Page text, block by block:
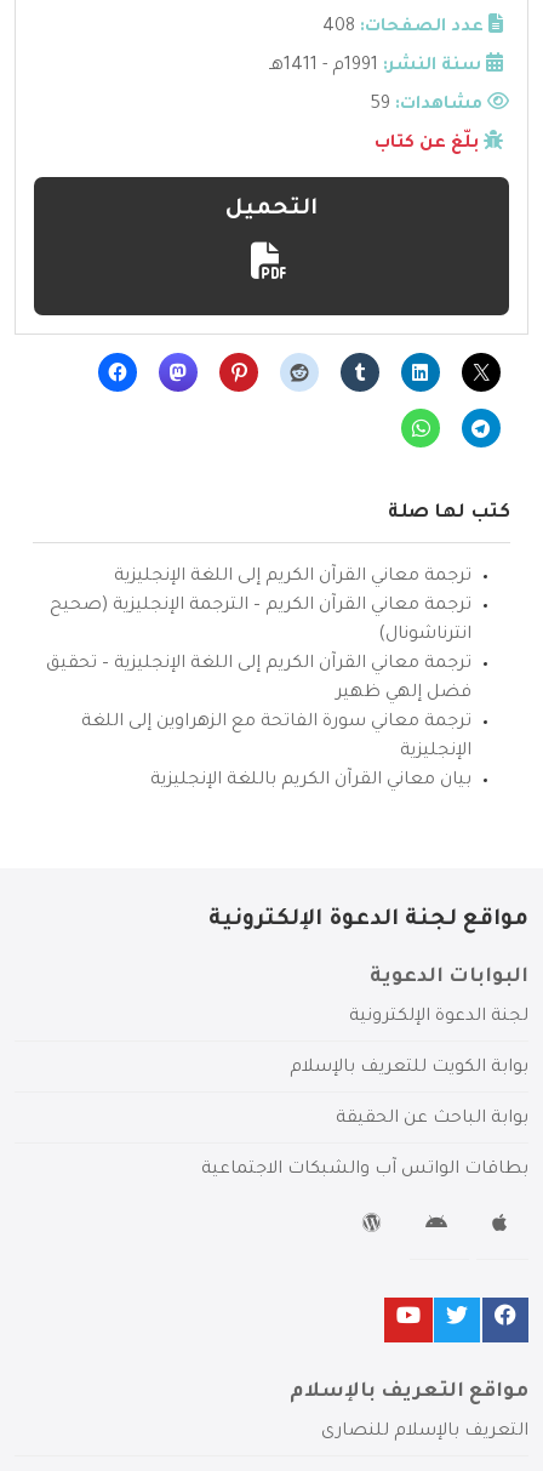
عدد الصفحات: 408
سنة النشر: 1991م - 1411هـ
مشاهدات:
بلّغ عن كتاب
التحميل
كتب لها صلة
ترجمة معاني القرآن الكريم إلى اللغة الإنجليزية
ترجمة معاني القرآن الكريم – الترجمة الإنجليزية (صحيح
انترناشونال)
ترجمة معاني القرآن الكريم إلى اللغة الإنجليزية – تحقيق
فضل إلهي ظهير
ترجمة معاني سورة الفاتحة مع الزهراوين إلى اللغة
الإنجليزية
بيان معاني القرآن الكريم باللغة الإنجليزية
مواقع لجنة الدعوة الإلكترونية
البوابات الدعوية
لجنة الدعوة الإلكترونية
بوابة الكويت للتعريف بالإسلام
بوابة الباحث عن الحقيقة
بطاقات الواتس آب والشبكات الاجتماعية
مواقع التعريف بالإسلام
التعريف بالإسلام للنصارى